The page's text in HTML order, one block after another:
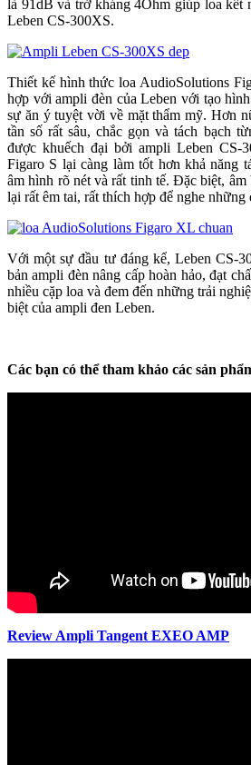
là 91dB và trở kháng 4Ohm giúp loa kết
Leben CS-300XS.
Thiết kế hình thức loa AudioSolutions
hợp với ampli đèn của Leben với tạo
sự ăn ý tuyệt vời về mặt thẩm mỹ. Hơn
tần số rất sâu, chắc gọn và tách bạch
được khuếch đại bởi ampli Leben CS-
Figaro S lại càng làm tốt hơn khả năng
âm hình rõ nét và rất tinh tế. Đặc biệt, âm
lại rất êm tai, rất thích hợp để nghe những
Với một sự đầu tư đáng kể, Leben CS-
bản ampli đèn nâng cấp hoàn hảo, đạt
nhiều cặp loa và đem đến những trải
biệt của ampli đen Leben.
Các bạn có thể tham khảo các sản
Review Ampli Tangent EXEO AMP